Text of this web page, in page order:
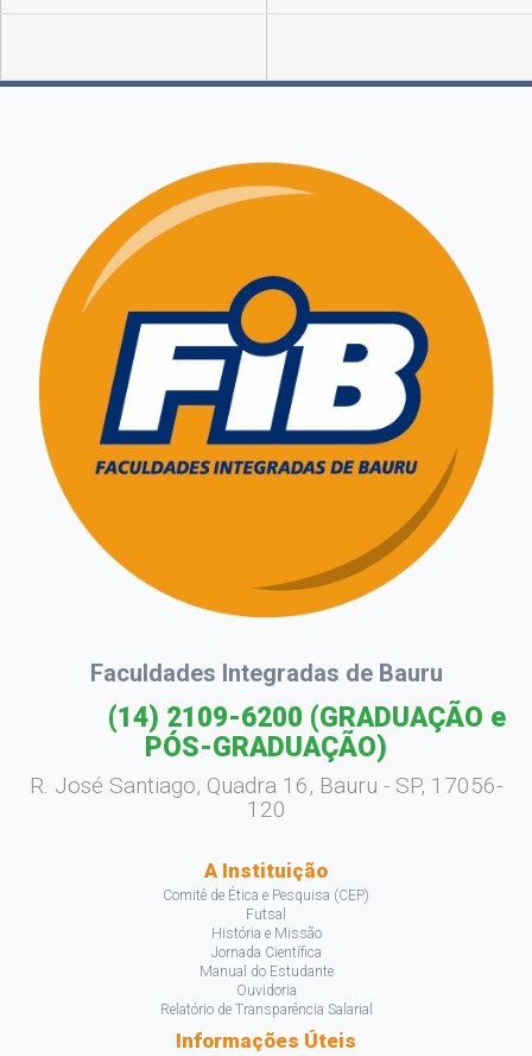
Faculdades Integradas de Bauru
(14) 2109-6200 (GRADUAÇÃO e
PÓS-GRADUAÇÃO)
R. José Santiago, Quadra 16, Bauru - SP, 17056-
120
A Instituição
Comitê de Ética e Pesquisa (CEP)
Futsal
História e Missão
Jornada Científica
Manual do Estudante
Ouvidoria
Relatório de Transparência Salarial
Informações Úteis